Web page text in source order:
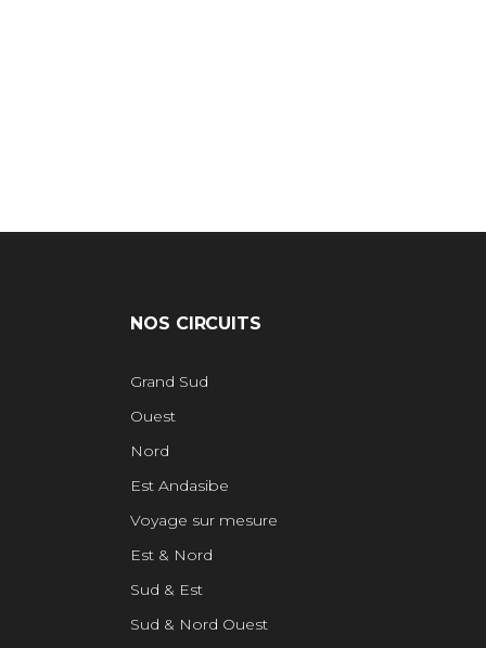
NOS CIRCUITS
Grand Sud
Ouest
Nord
Est Andasibe
Voyage sur mesure
Est & Nord
Sud & Est
Sud & Nord Ouest